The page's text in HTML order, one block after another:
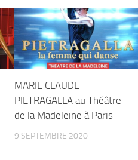
MARIE CLAUDE
PIETRAGALLA au Théâtre
de la Madeleine à Paris
9 SEPTEMBRE 2020